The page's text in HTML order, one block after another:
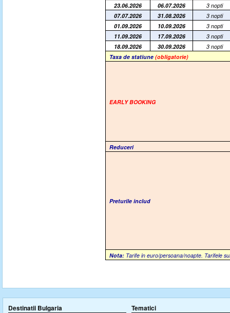
23.06.2026
06.07.2026
3 nopti
07.07.2026
31.08.2026
3 nopti
01.09.2026
10.09.2026
3 nopti
11.09.2026
17.09.2026
3 nopti
18.09.2026
30.09.2026
3 nopti
Taxa de statiune(obligatorie)
EARLY BOOKING
Reduceri
Preturile includ
Nota: Tarife in euro/persoana/noapte. Tarifele
Destinatii Bulgaria Tematici